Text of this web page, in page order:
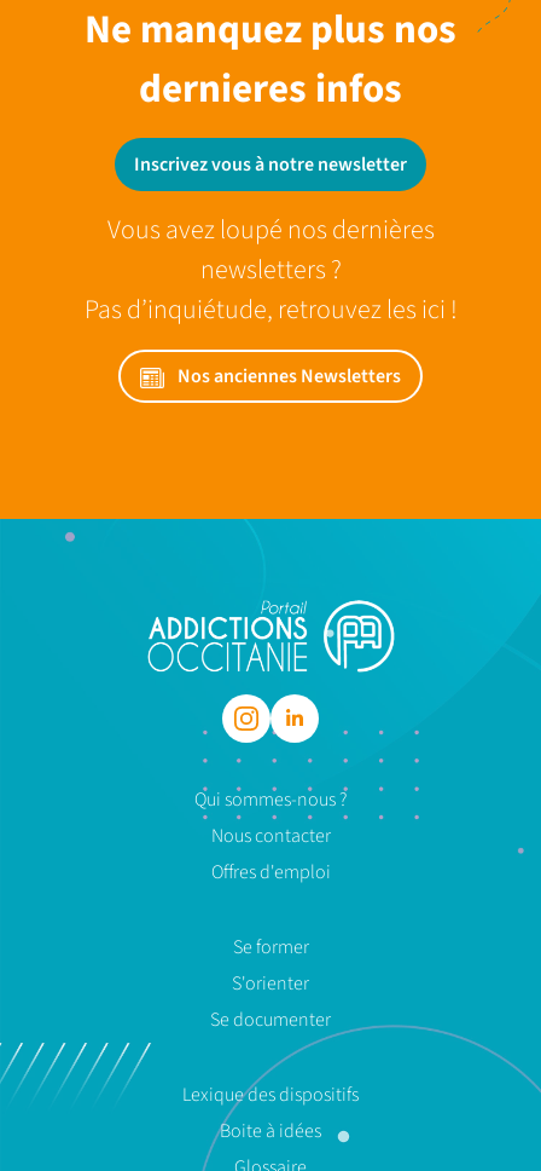
Ne manquez plus nos
dernieres infos
Inscrivez vous à notre newsletter
Vous avez loupé nos dernières
newsletters ?
Pas d’inquiétude, retrouvez les ici !
Nos anciennes Newsletters
Qui sommes-nous ?
Nous contacter
Offres d'emploi
Se former
S'orienter
Se documenter
Lexique des dispositifs
Boite à idées